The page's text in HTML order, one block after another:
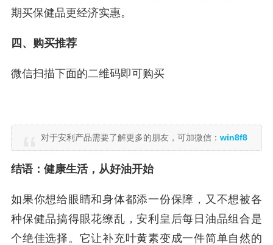
期买保健品更经济实惠。
四、购买推荐
微信扫描下面的二维码即可购买
对于安利产品需要了解更多的朋友，可加微信： win8f8
结语：健康生活，从好油开始
如果你想给眼睛和身体都添一份保障，又不想被各
种保健品搞得眼花缭乱，安利皇后每日油品组合是
个绝佳选择。它让补充叶黄素变成一件简单自然的